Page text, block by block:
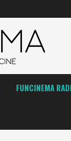
FUNCINEMA